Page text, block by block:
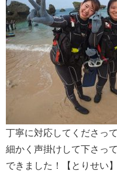
丁寧に対応してくださっ
細かく声掛けして下さっ
できました！【とりせい】